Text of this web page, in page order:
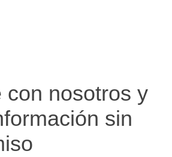
con nosotros y
sin